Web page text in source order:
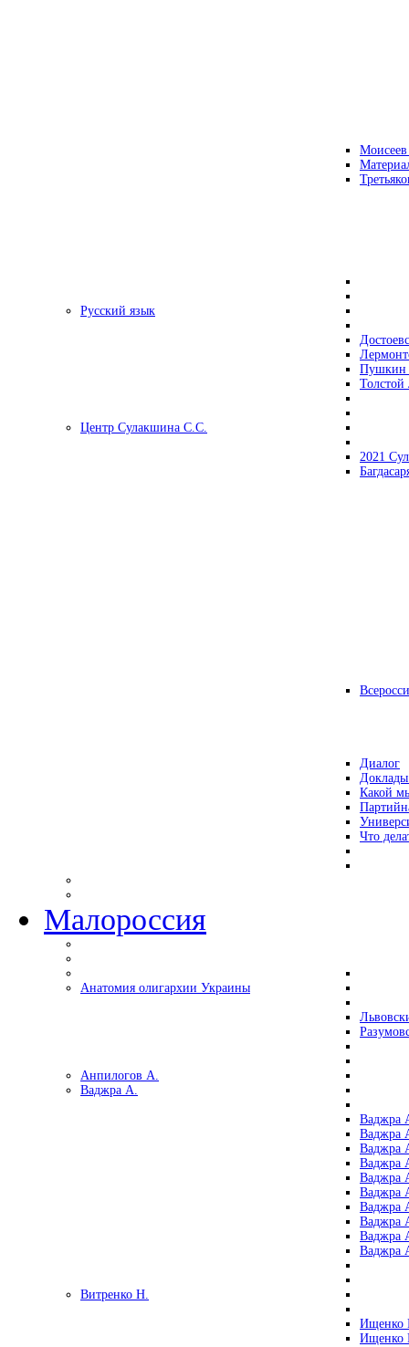
Русский язык
Центр Сулакшина С.С.
2021
Диалог
Какой
Что
Малороссия
Анатомия олигархии Украины
Анпилогов А.
Ваджра А.
Ваджра
Ваджра
Ваджра
Ваджра
Ваджра
Ваджра
Ваджра
Ваджра
Ваджра
Ваджра
Витренко Н.
Ищенко
Ищенко